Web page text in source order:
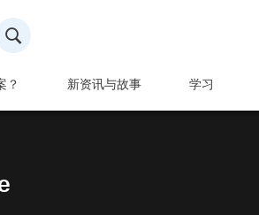
？ 新资讯与故事 学习